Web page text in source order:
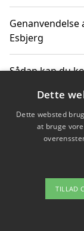
Esbjerg
Sådan kan du
Hvordan
Om
Dette
Dette websted
at bruge
TILLAD